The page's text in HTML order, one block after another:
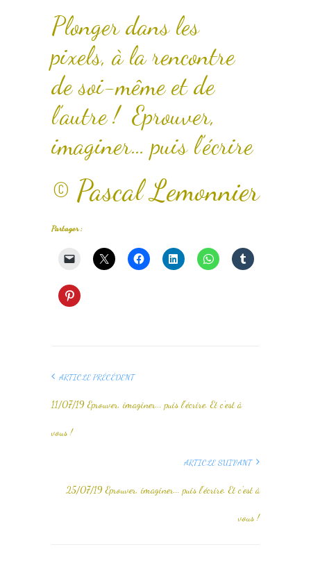
Plonger dans les
pixels, à la rencontre
de soi-même et de
l’autre ! Eprouver,
imaginer… puis l’écrire
© Pascal Lemonnier
Partager :
ARTICLE PRÉCÉDENT
11/07/19 Eprouver, imaginer... puis l'écrire. Et c'est à
vous !
ARTICLE SUIVANT
25/07/19 Eprouver, imaginer... puis l'écrire. Et c'est à
vous !